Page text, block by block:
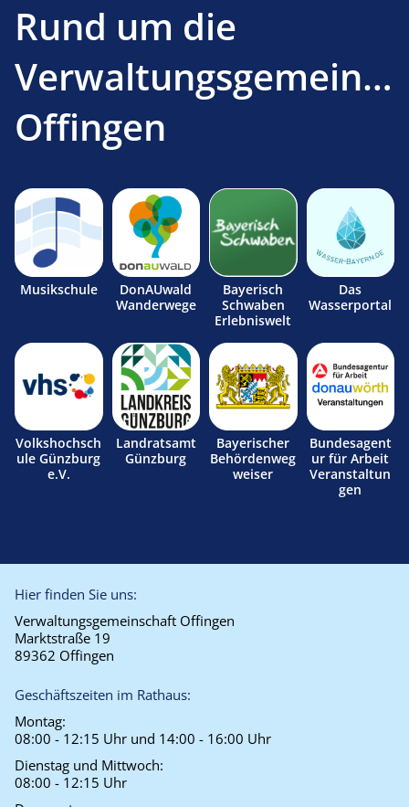
Rund um die
Offingen
Musikschule
DonAUwald
Wanderwege
Bayerisch
Schwaben
Erlebniswelt
Das
Wasserportal
Volkshochsch
ule Günzburg
e.V.
Landratsamt
Günzburg
Bayerischer
Behördenweg
weiser
Bundesagent
ur für Arbeit
Veranstaltun
gen
Hier finden Sie uns:
Verwaltungsgemeinschaft Offingen
Marktstraße 19
89362 Offingen
Geschäftszeiten im Rathaus:
Montag:
08:00 - 12:15 Uhr und 14:00 - 16:00 Uhr
Dienstag und Mittwoch:
08:00 - 12:15 Uhr